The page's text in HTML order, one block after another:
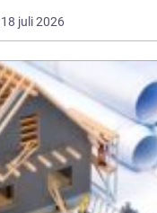
energipriser stiger och
fler vill sänka sina
samtidigt som
klimatpåverkan minskar.
Många villaägare och
fastighetsägare i
regionen tittar på hur de
kan byta från direktver...
18 juli 2026